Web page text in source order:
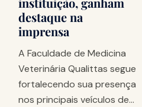
destaque na
imprensa
A Faculdade de Medicina
Veterinária Qualittas segue
fortalecendo sua presença
nos principais veículos de…